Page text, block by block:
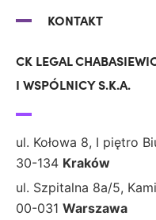
KONTAKT
CK LEGAL
I WSPÓLNICY S.K.A.
ul. Kołowa 8, I piętro
30-134 Kraków
ul. Szpitalna 8a/5,
00-031 Warszawa